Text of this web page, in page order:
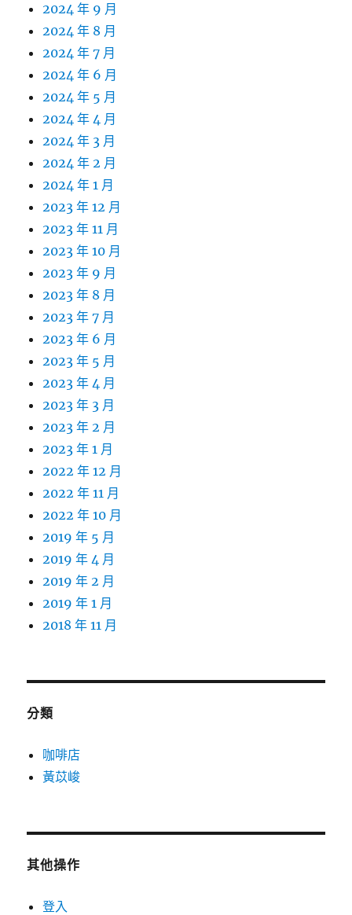
2024 年 9 月
2024 年 8 月
2024 年 7 月
2024 年 6 月
2024 年 5 月
2024 年 4 月
2024 年 3 月
2024 年 2 月
2024 年 1 月
2023 年 12 月
2023 年 11 月
2023 年 10 月
2023 年 9 月
2023 年 8 月
2023 年 7 月
2023 年 6 月
2023 年 5 月
2023 年 4 月
2023 年 3 月
2023 年 2 月
2023 年 1 月
2022 年 12 月
2022 年 11 月
2022 年 10 月
2019 年 5 月
2019 年 4 月
2019 年 2 月
2019 年 1 月
2018 年 11 月
分類
咖啡店
黃苡峻
其他操作
登入